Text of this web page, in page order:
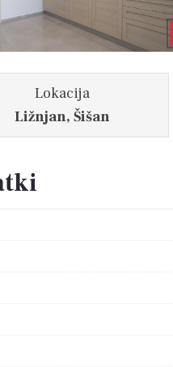
Lokacija
Ližnjan, Šišan